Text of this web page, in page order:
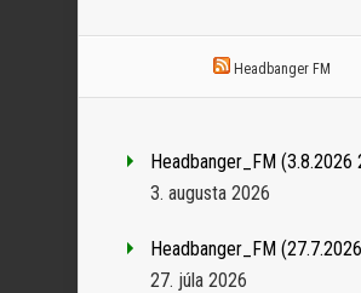
Headbanger FM
Headbanger_FM (3.8.2026
3. augusta 2026
Headbanger_FM
27. júla 2026